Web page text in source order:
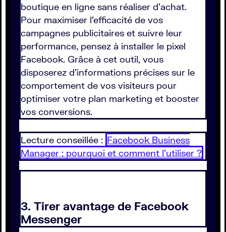
boutique en ligne sans réaliser d'achat.
Pour maximiser l'efficacité de vos
campagnes publicitaires et suivre leur
performance, pensez à installer le pixel
Facebook. Grâce à cet outil, vous
disposerez d'informations précises sur le
comportement de vos visiteurs pour
optimiser votre plan marketing et booster
vos conversions.
Lecture conseillée : Facebook Business
Manager : pourquoi et comment l'utiliser ?
3. Tirer avantage de Facebook
Messenger